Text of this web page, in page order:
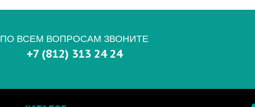
ПО ВСЕМ ВОПРОСАМ ЗВОНИТЕ
+7 (812) 313 24 24